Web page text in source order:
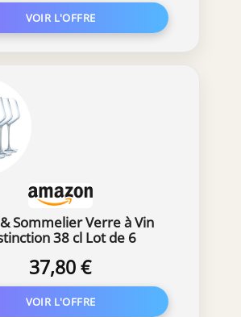
Sommelier Verre à Vin
38 cl Lot de 6
37,80 €